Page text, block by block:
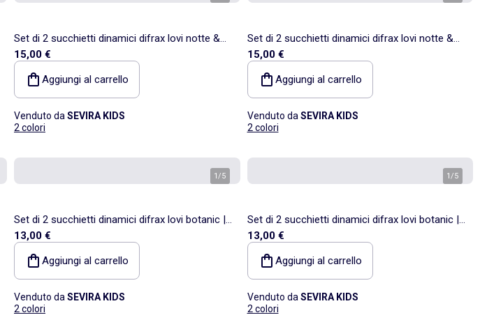
Set di 2 succhietti dinamici difrax lovi notte &
giorno | Difrax
15,00 €
Aggiungi al carrello
Venduto da SEVIRA KIDS
2 colori
Set di 2 succhietti dinamici difrax lovi notte &
giorno | Difrax
15,00 €
Aggiungi al carrello
Venduto da SEVIRA KIDS
2 colori
1/5
Set di 2 succhietti dinamici difrax lovi botanic |
Difrax
13,00 €
Aggiungi al carrello
Venduto da SEVIRA KIDS
2 colori
1/5
Set di 2 succhietti dinamici difrax lovi botanic |
Difrax
13,00 €
Aggiungi al carrello
Venduto da SEVIRA KIDS
2 colori